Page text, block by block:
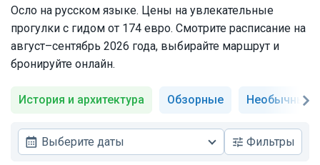
Осло на русском языке. Цены на увлекательные
прогулки с гидом от 174 евро. Смотрите расписание на
август–сентябрь 2026 года, выбирайте маршрут и
бронируйте онлайн.
История и архитектура Обзорные Необычные
Выберите даты Фильтры